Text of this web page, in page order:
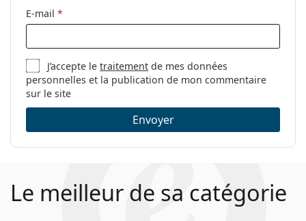
Sexe:
Catégorie:
Marque:
Gucci
Code:
GG0025O 002 56
E-mail *
J’accepte letraitement de mes données
personnelles et la publication de mon commentaire
sur le site
Envoyer
Le meilleur de sa catégorie